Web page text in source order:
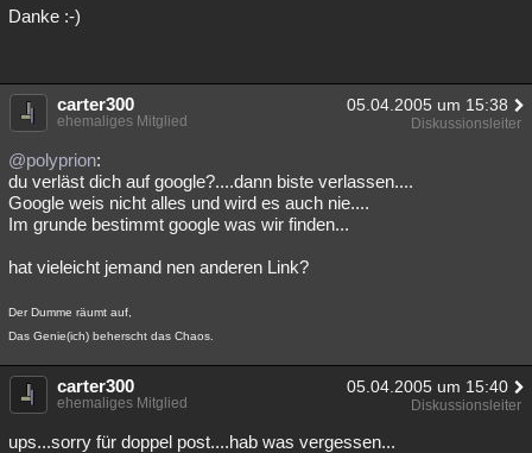
Danke :-)
carter300 05.04.2005 um 15:38
ehemaliges Mitglied Diskussionsleiter
@polyprion:
du verläst dich auf google?....dann biste verlassen....
Google weis nicht alles und wird es auch nie....
Im grunde bestimmt google was wir finden...
hat vieleicht jemand nen anderen Link?
Der Dumme räumt auf,
Das Genie(ich) beherscht das Chaos.
carter300 05.04.2005 um 15:40
ehemaliges Mitglied Diskussionsleiter
ups...sorry für doppel post....hab was vergessen...